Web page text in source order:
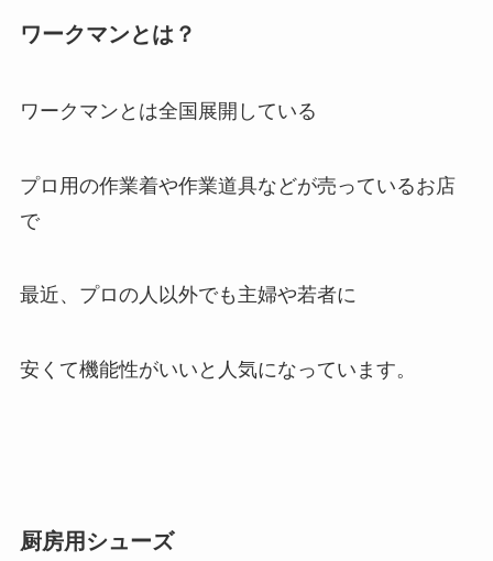
ワークマンとは？
ワークマンとは全国展開している
プロ用の作業着や作業道具などが売っているお店
で
最近、プロの人以外でも主婦や若者に
安くて機能性がいいと人気になっています。
厨房用シューズ